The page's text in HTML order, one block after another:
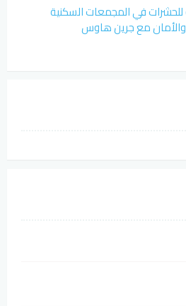
للحشرات في المجمعات السكنية
والأمان مع جرين هاوس